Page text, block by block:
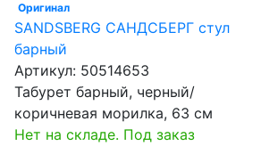
Оригинал
SANDSBERG САНДСБЕРГ стул
барный
Артикул:50514653
Табурет барный, черный/
коричневая морилка, 63 см
Нет на складе. Под заказ